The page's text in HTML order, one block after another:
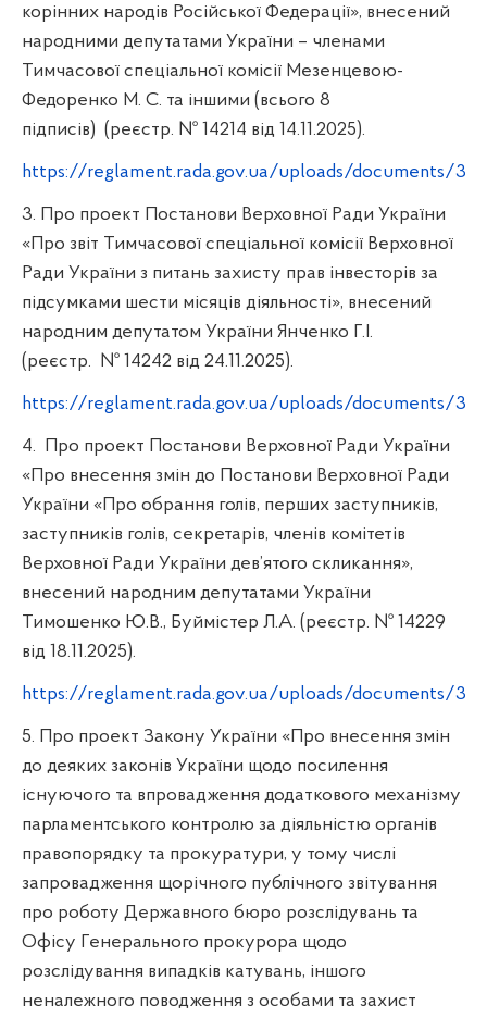
корінних народів Російської Федерації», внесений
народними депутатами України – членами
Тимчасової спеціальної комісії Мезенцевою-
Федоренко М. С. та іншими (всього 8
підписів) (реєстр. № 14214 від 14.11.2025).
https://reglament.rada.gov.ua/uploads/documents/
3. Про проект Постанови Верховної Ради України
«Про звіт Тимчасової спеціальної комісії Верховної
Ради України з питань захисту прав інвесторів за
підсумками шести місяців діяльності», внесений
народним депутатом України Янченко Г.І.
(реєстр.
№ 14242 від 24.11.2025).
https://reglament.rada.gov.ua/uploads/documents/
4.
Про проект Постанови Верховної Ради України
«Про внесення змін до Постанови Верховної Ради
України «Про обрання голів, перших заступників,
заступників голів, секретарів, членів комітетів
Верховної Ради України дев’ятого скликання»,
внесений народним депутатами України
Тимошенко Ю.В., Буймістер Л.А. (реєстр. № 14229
від 18.11.2025).
https://reglament.rada.gov.ua/uploads/documents/
5. Про проект Закону України «Про внесення змін
до деяких законів України щодо посилення
існуючого та впровадження додаткового механізму
парламентського контролю за діяльністю органів
правопорядку та прокуратури, у тому числі
запровадження щорічного публічного звітування
про роботу Державного бюро розслідувань та
Офісу Генерального прокурора щодо
розслідування випадків катувань, іншого
неналежного поводження з особами та захист